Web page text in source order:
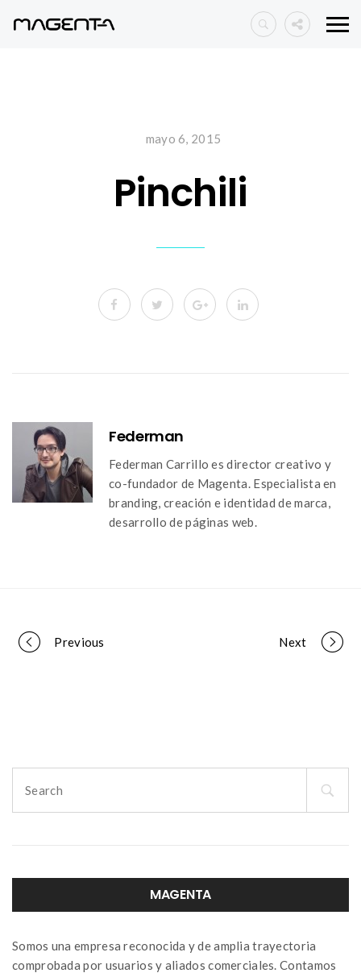
mayo 6, 2015
Pinchili
Federman
Federman Carrillo es director creativo y
co-fundador de Magenta. Especialista en
branding, creación e identidad de marca,
desarrollo de páginas web.
Portfolio
Previous Next
for:
MAGENTA
Somos una empresa reconocida y de amplia trayectoria
comprobada por usuarios y aliados comerciales. Contamos